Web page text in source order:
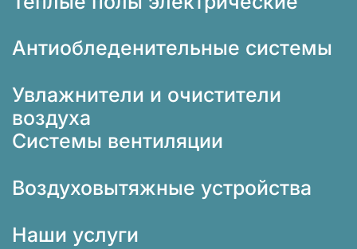
Антиобледенительные системы
Увлажнители и очистители
воздуха
Системы вентиляции
Воздуховытяжные устройства
Наши услуги